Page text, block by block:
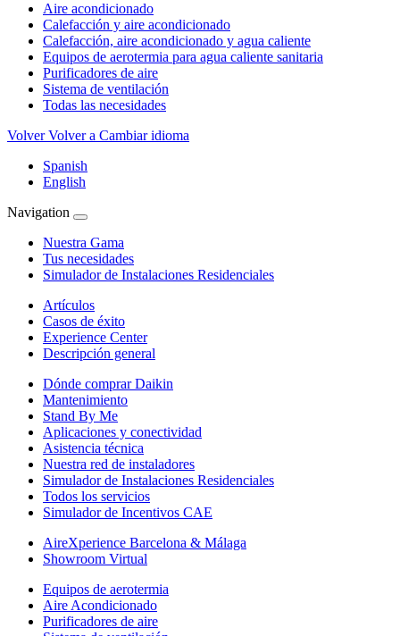
Aire acondicionado
Calefacción y aire acondicionado
Calefacción, aire acondicionado y agua caliente
Equipos de aerotermia para agua caliente sanitaria
Purificadores de aire
Sistema de ventilación
Todas las necesidades
Volver Volver a Cambiar idioma
Spanish
English
Navigation
Nuestra Gama
Tus necesidades
Simulador de Instalaciones Residenciales
Artículos
Casos de éxito
Experience Center
Descripción general
Dónde comprar Daikin
Mantenimiento
Stand By Me
Aplicaciones y conectividad
Asistencia técnica
Nuestra red de instaladores
Simulador de Instalaciones Residenciales
Todos los servicios
Simulador de Incentivos CAE
AireXperience Barcelona & Málaga
Showroom Virtual
Equipos de aerotermia
Aire Acondicionado
Purificadores de aire